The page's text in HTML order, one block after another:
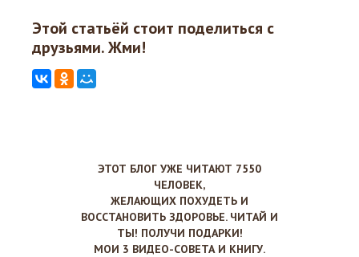
Этой статьёй стоит поделиться с
друзьями. Жми!
ЭТОТ БЛОГ УЖЕ ЧИТАЮТ 7550
ЧЕЛОВЕК,
ЖЕЛАЮЩИХ ПОХУДЕТЬ И
ВОССТАНОВИТЬ ЗДОРОВЬЕ. ЧИТАЙ И
ТЫ! ПОЛУЧИ ПОДАРКИ!
МОИ 3 ВИДЕО-СОВЕТА И КНИГУ.